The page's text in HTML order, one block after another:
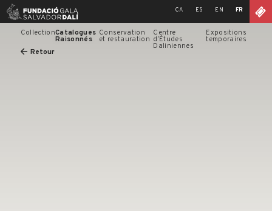
Skip
CA ES EN FR
CollectionCatalogues
Raisonnés
Conservation
et restauration
Centre
d’Études
Daliniennes
Expositions
temporaires
Retour